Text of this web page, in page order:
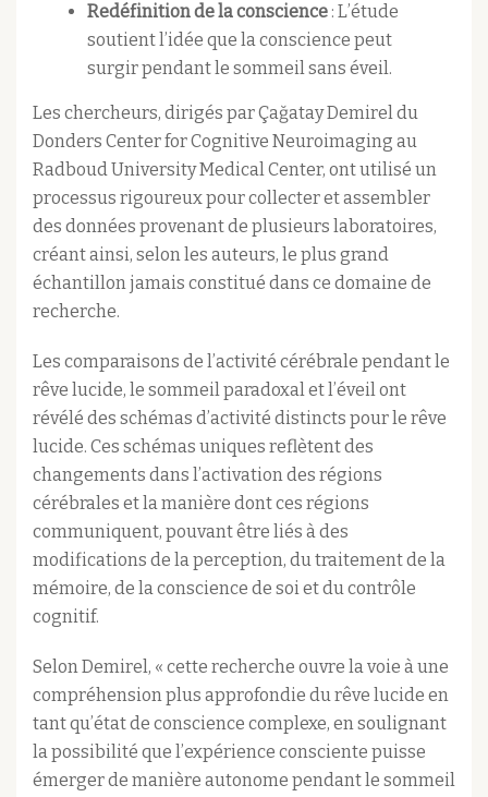
Redéfinition de la conscience : L’étude
soutient l’idée que la conscience peut
surgir pendant le sommeil sans éveil.​
Les chercheurs, dirigés par Çağatay Demirel du
Donders Center for Cognitive Neuroimaging au
Radboud University Medical Center, ont utilisé un
processus rigoureux pour collecter et assembler
des données provenant de plusieurs laboratoires,
créant ainsi, selon les auteurs, le plus grand
échantillon jamais constitué dans ce domaine de
recherche.​
Les comparaisons de l’activité cérébrale pendant le
rêve lucide, le sommeil paradoxal et l’éveil ont
révélé des schémas d’activité distincts pour le rêve
lucide. Ces schémas uniques reflètent des
changements dans l’activation des régions
cérébrales et la manière dont ces régions
communiquent, pouvant être liés à des
modifications de la perception, du traitement de la
mémoire, de la conscience de soi et du contrôle
cognitif.​
Selon Demirel, « cette recherche ouvre la voie à une
compréhension plus approfondie du rêve lucide en
tant qu’état de conscience complexe, en soulignant
la possibilité que l’expérience consciente puisse
émerger de manière autonome pendant le sommeil